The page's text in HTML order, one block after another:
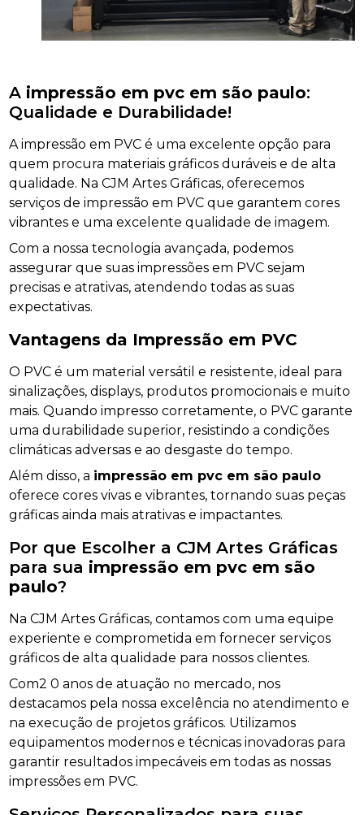
A impressão em pvc em são paulo:
Qualidade e Durabilidade!
A impressão em PVC é uma excelente opção para
quem procura materiais gráficos duráveis e de alta
qualidade. Na CJM Artes Gráficas, oferecemos
serviços de impressão em PVC que garantem cores
vibrantes e uma excelente qualidade de imagem.
Com a nossa tecnologia avançada, podemos
assegurar que suas impressões em PVC sejam
precisas e atrativas, atendendo todas as suas
expectativas.
Vantagens da Impressão em PVC
O PVC é um material versátil e resistente, ideal para
sinalizações, displays, produtos promocionais e muito
mais. Quando impresso corretamente, o PVC garante
uma durabilidade superior, resistindo a condições
climáticas adversas e ao desgaste do tempo.
Além disso, a impressão em pvc em são paulo
oferece cores vivas e vibrantes, tornando suas peças
gráficas ainda mais atrativas e impactantes.
Por que Escolher a CJM Artes Gráficas
para sua impressão em pvc em são
paulo?
Na CJM Artes Gráficas, contamos com uma equipe
experiente e comprometida em fornecer serviços
gráficos de alta qualidade para nossos clientes.
Com2 0 anos de atuação no mercado, nos
destacamos pela nossa excelência no atendimento e
na execução de projetos gráficos. Utilizamos
equipamentos modernos e técnicas inovadoras para
garantir resultados impecáveis em todas as nossas
impressões em PVC.